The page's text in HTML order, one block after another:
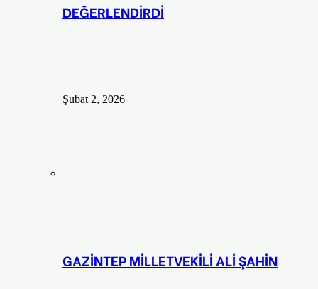
DEĞERLENDİRDİ
Şubat 2, 2026
GAZİNTEP MİLLETVEKİLİ ALİ ŞAHİN